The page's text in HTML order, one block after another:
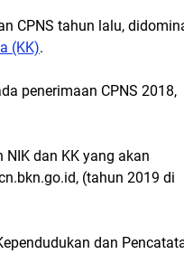
CPNS tahun lalu,
(KK).
penerimaan CPNS 2018,
dan KK yang akan
(tahun 2019 di
dan